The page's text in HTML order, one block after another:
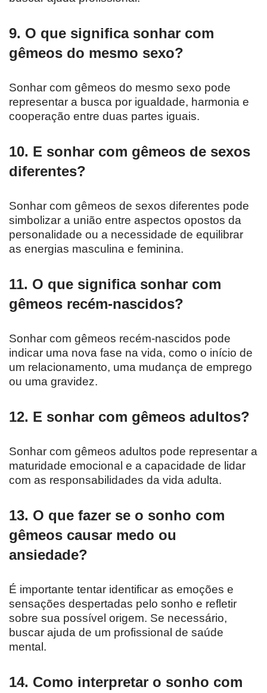
9. O que significa sonhar com
gêmeos do mesmo sexo?
Sonhar com gêmeos do mesmo sexo pode
representar a busca por igualdade, harmonia e
cooperação entre duas partes iguais.
10. E sonhar com gêmeos de sexos
diferentes?
Sonhar com gêmeos de sexos diferentes pode
simbolizar a união entre aspectos opostos da
personalidade ou a necessidade de equilibrar
as energias masculina e feminina.
11. O que significa sonhar com
gêmeos recém-nascidos?
Sonhar com gêmeos recém-nascidos pode
indicar uma nova fase na vida, como o início de
um relacionamento, uma mudança de emprego
ou uma gravidez.
12. E sonhar com gêmeos adultos?
Sonhar com gêmeos adultos pode representar a
maturidade emocional e a capacidade de lidar
com as responsabilidades da vida adulta.
13. O que fazer se o sonho com
gêmeos causar medo ou
ansiedade?
É importante tentar identificar as emoções e
sensações despertadas pelo sonho e refletir
sobre sua possível origem. Se necessário,
buscar ajuda de um profissional de saúde
mental.
14. Como interpretar o sonho com